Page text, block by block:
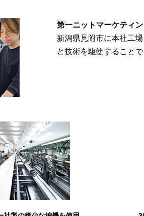
第一ニットマーケティ
新潟県見附市に本社工
と技術を駆使すること